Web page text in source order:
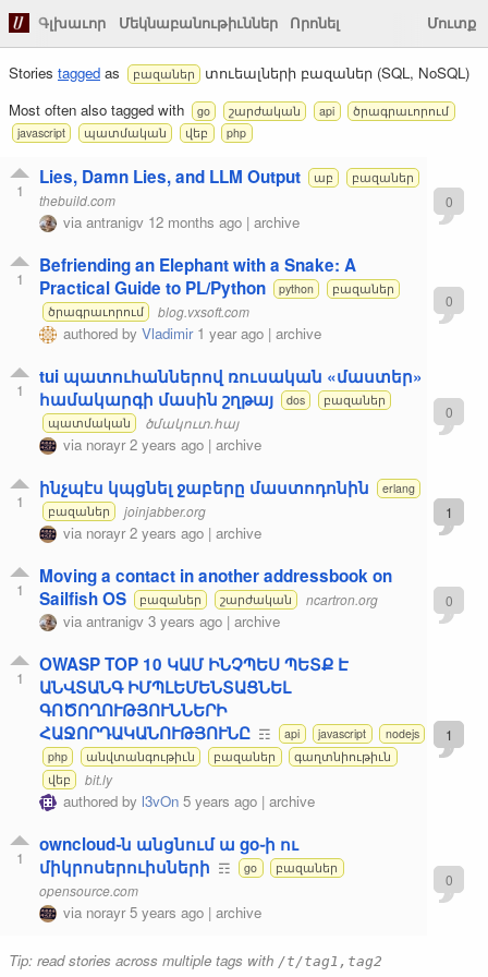
Գլխաւոր Մեկնաբանութիւններ Որոնել Մուտք
Stories tagged as բազաներ
տուեալների բազաներ (SQL, NoSQL)
Most often also tagged with
go շարժական api
ծրագրաւորում
javascript
պատմական վեբ php
1
Lies, Damn Lies, and LLM Output աբ բազաներ
thebuild.com
via antranigv 12 months ago | archive
0
1
Befriending an Elephant with a Snake: A
Practical Guide to PL/Python
python
բազաներ
ծրագրաւորում
blog.vxsoft.com
authored by Vladimir 1 year ago | archive
0
1
tui պատուհաններով ռուսական «մաստեր»
համակարգի մասին շղթայ
dos
բազաներ
պատմական
ծմակուտ.հայ
via norayr 2 years ago | archive
0
1
ինչպէս կպցնել ջաբերը մաստոդոնին
erlang
բազաներ
joinjabber.org
via norayr 2 years ago | archive
1
1
Moving a contact in another addressbook on
Sailfish OS
բազաներ շարժական ncartron.org
via antranigv 3 years ago | archive
0
1
OWASP TOP 10 ԿԱՄ ԻՆՉՊԵՍ ՊԵՏՔ Է
ԱՆՎՏԱՆԳ ԻՄՊԼԵՄԵՆՏԱՑՆԵԼ
ԳՈԾՈՂՈՒԹՅՈՒՆՆԵՐԻ
ՀԱՋՈՐԴԱԿԱՆՈՒԹՅՈՒՆԸ ☶ api javascript
nodejs
php
անվտանգութիւն բազաներ
գաղտնիութիւն
վեբ
bit.ly
authored by l3vOn 5 years ago | archive
1
1
owncloud֊ն անցնում ա go֊ի ու
միկրոսերուիսների ☶ go բազաներ
opensource.com
via norayr 5 years ago | archive
0
Tip: read stories across multiple tags with /t/tag1,tag2